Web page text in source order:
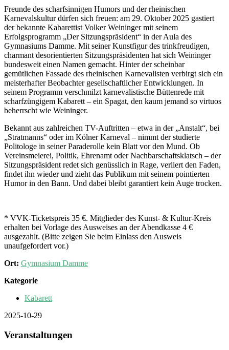
Freunde des scharfsinnigen Humors und der rheinischen
Karnevalskultur dürfen sich freuen: am 29. Oktober 2025 gastiert
der bekannte Kabarettist Volker Weininger mit seinem
Erfolgsprogramm „Der Sitzungspräsident“ in der Aula des
Gymnasiums Damme. Mit seiner Kunstfigur des trinkfreudigen,
charmant desorientierten Sitzungspräsidenten hat sich Weininger
bundesweit einen Namen gemacht. Hinter der scheinbar
gemütlichen Fassade des rheinischen Karnevalisten verbirgt sich ein
meisterhafter Beobachter gesellschaftlicher Entwicklungen. In
seinem Programm verschmilzt karnevalistische Büttenrede mit
scharfzüngigem Kabarett – ein Spagat, den kaum jemand so virtuos
beherrscht wie Weininger.
Bekannt aus zahlreichen TV-Auftritten – etwa in der „Anstalt“, bei
„Stratmanns“ oder im Kölner Karneval – nimmt der studierte
Politologe in seiner Paraderolle kein Blatt vor den Mund. Ob
Vereinsmeierei, Politik, Ehrenamt oder Nachbarschaftsklatsch – der
Sitzungspräsident redet sich genüsslich in Rage, verliert den Faden,
findet ihn wieder und zieht das Publikum mit seinem pointierten
Humor in den Bann. Und dabei bleibt garantiert kein Auge trocken.
* VVK-Ticketspreis 35 €. Mitglieder des Kunst- & Kultur-Kreis
erhalten bei Vorlage des Ausweises an der Abendkasse 4 €
ausgezahlt. (Bitte zeigen Sie beim Einlass den Ausweis
unaufgefordert vor.)
Ort: Gymnasium Damme
Kategorie
Kabarett
2025-10-29
Veranstaltungen